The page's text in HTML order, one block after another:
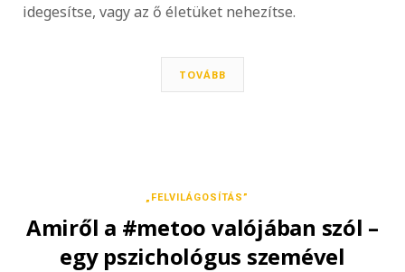
idegesítse, vagy az ő életüket nehezítse.
TOVÁBB
„FELVILÁGOSÍTÁS”
Amiről a #metoo valójában szól –
egy pszichológus szemével